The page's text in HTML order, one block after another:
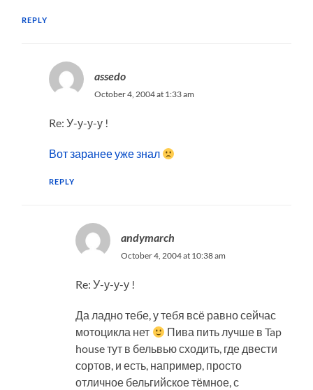
REPLY
assedo
October 4, 2004 at 1:33 am
Re: У-у-у-у !
Вот заранее уже знал
REPLY
andymarch
October 4, 2004 at 10:38 am
Re: У-у-у-у !
Да ладно тебе, у тебя всё равно сейчас
мотоцикла нет
Пива пить лучше в Tap
house тут в бельвью сходить, где двести
сортов, и есть, например, просто
отличное бельгийское тёмное, с